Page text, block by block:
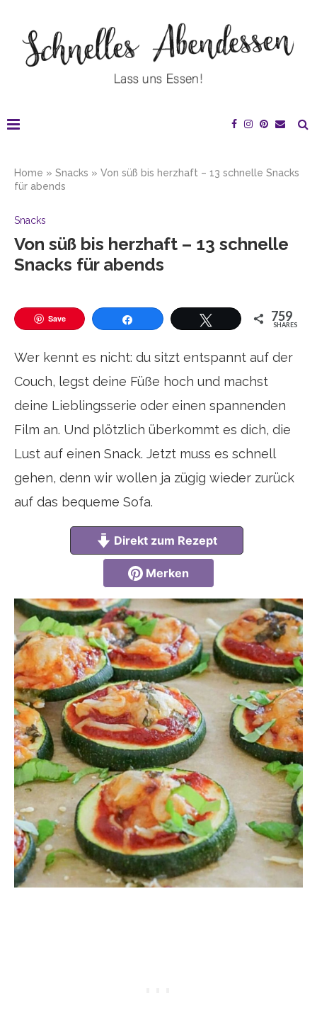
Home » Snacks » Von süß bis herzhaft – 13 schnelle Snacks
für abends
Snacks
Von süß bis herzhaft – 13 schnelle
Snacks für abends
Save 759
SHARES
Wer kennt es nicht: du sitzt entspannt auf der
Couch, legst deine Füße hoch und machst
deine Lieblingsserie oder einen spannenden
Film an. Und plötzlich überkommt es dich, die
Lust auf einen Snack. Jetzt muss es schnell
gehen, denn wir wollen ja zügig wieder zurück
auf das bequeme Sofa.
Direkt zum Rezept
Merken